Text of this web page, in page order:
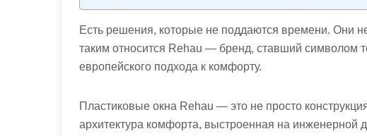
Есть решения, которые не поддаются времени. Они
таким относится Rehau — бренд, ставший символом
европейского подхода к комфорту.
Пластиковые окна Rehau — это не просто
архитектура комфорта, выстроенная на инженерной